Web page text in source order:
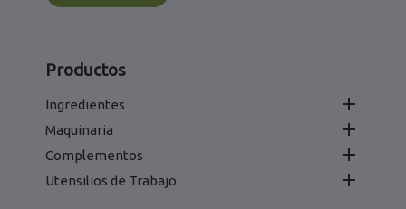
Productos
Ingredientes 
Maquinaria 
Complementos 
Utensilios de Trabajo 